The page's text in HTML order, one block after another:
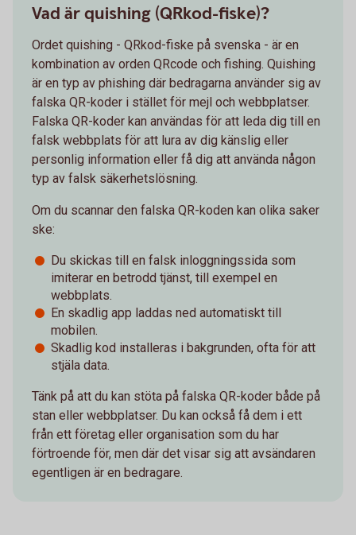
Vad är quishing (QRkod-fiske)?
Ordet quishing - QRkod-fiske på svenska - är en
kombination av orden QRcode och fishing. Quishing
är en typ av phishing där bedragarna använder sig av
falska QR-koder i stället för mejl och webbplatser.
Falska QR-koder kan användas för att leda dig till en
falsk webbplats för att lura av dig känslig eller
personlig information eller få dig att använda någon
typ av falsk säkerhetslösning.
Om du scannar den falska QR-koden kan olika saker
ske:
Du skickas till en falsk inloggningssida som
imiterar en betrodd tjänst, till exempel en
webbplats.
En skadlig app laddas ned automatiskt till
mobilen.
Skadlig kod installeras i bakgrunden, ofta för att
stjäla data.
Tänk på att du kan stöta på falska QR-koder både på
stan eller webbplatser. Du kan också få dem i ett
från ett företag eller organisation som du har
förtroende för, men där det visar sig att avsändaren
egentligen är en bedragare.